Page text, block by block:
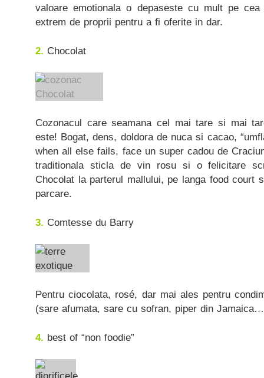
valoare emotionala o depaseste cu mult pe
extrem de proprii pentru a fi oferite in dar.
2. Chocolat
Cozonacul care seamana cel mai tare si mai
este! Bogat, dens, doldora de nuca si cacao,
when all else fails, face un super cadou de
traditionala sticla de vin rosu si o felicitare
Chocolat la parterul mallului, pe langa food court
parcare.
3. Comtesse du Barry
Pentru ciocolata, rosé, dar mai ales pentru
(sare afumata, sare cu sofran, piper din
4. best of “non foodie”